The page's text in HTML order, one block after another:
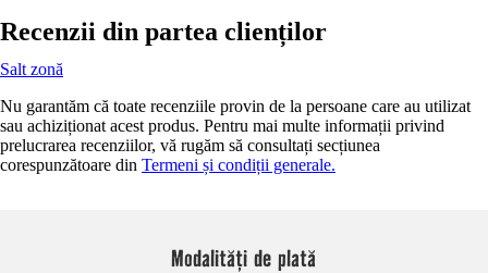
Recenzii din partea clienților
Salt zonă
Nu garantăm că toate recenziile provin de la persoane care au utilizat
sau achiziționat acest produs. Pentru mai multe informații privind
prelucrarea recenziilor, vă rugăm să consultați secțiunea
corespunzătoare din Termeni și condiții generale.
Modalități de plată